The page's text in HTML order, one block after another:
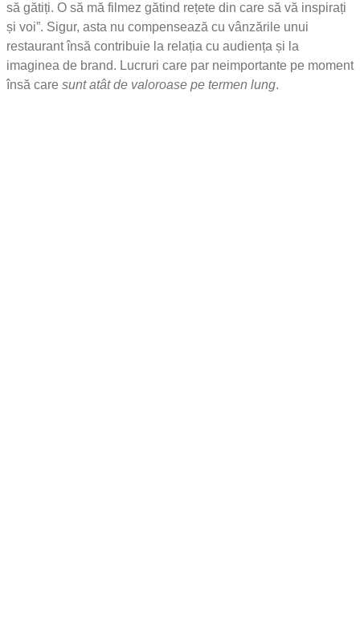
să gătiți. O să mă filmez gătind rețete din care să vă inspirați
și voi”. Sigur, asta nu compensează cu vânzările unui
restaurant însă contribuie la relația cu audiența și la
imaginea de brand. Lucruri care par neimportante pe moment
însă care sunt atât de valoroase pe termen lung.